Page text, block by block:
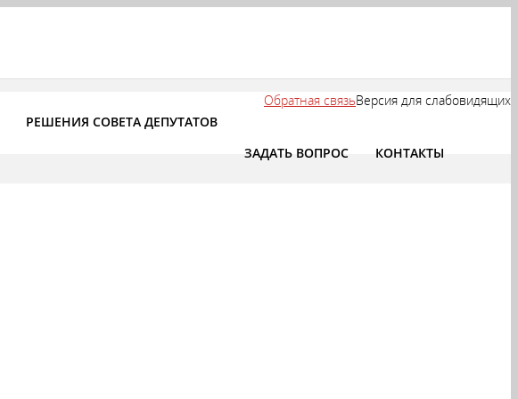
Версия для слабовидящих
Обратная связь
РЕШЕНИЯ СОВЕТА ДЕПУТАТОВ
ЗАДАТЬ ВОПРОС
КОНТАКТЫ